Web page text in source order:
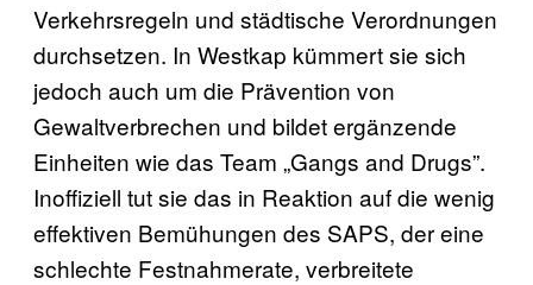
Verkehrsregeln und städtische Verordnungen
durchsetzen. In Westkap kümmert sie sich
jedoch auch um die Prävention von
Gewaltverbrechen und bildet ergänzende
Einheiten wie das Team „Gangs and Drugs”.
Inoffiziell tut sie das in Reaktion auf die wenig
effektiven Bemühungen des SAPS, der eine
schlechte Festnahmerate, verbreitete